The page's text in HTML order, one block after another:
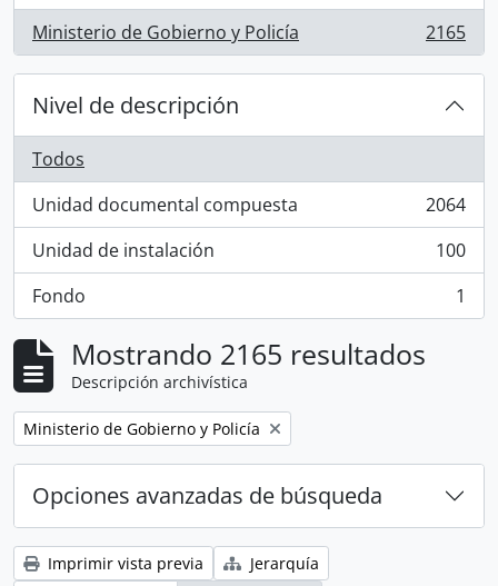
Ministerio de Gobierno y Policía
, 2165 resultados 2165
Nivel de descripción
Todos
Unidad documental compuesta
, 2064 resultados
2064
Unidad de instalación
, 100 resultados
100
Fondo
, 1 resultados 1
Mostrando 2165 resultados
Descripción archivística
Remove filter:
Ministerio de Gobierno y Policía
Opciones avanzadas de búsqueda
Imprimir vista previa
Jerarquía